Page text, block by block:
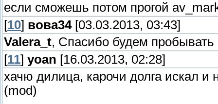
если сможешь потом прогой
[10] вова34[03.03.2013, 03:43]
Valera_t, Спасибо будем пробывать
[11] yoan [16.03.2013, 02:28]
хачю дилица, карочи долга искал и
(mod)